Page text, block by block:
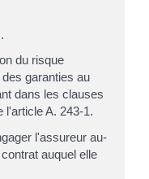
du risque
garanties au
dans les clauses
l'article A. 243-1.
l'assureur au-
auquel elle